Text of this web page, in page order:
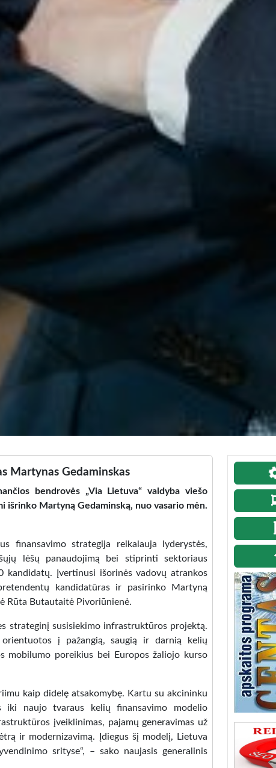
Martynas Gedaminskas
bendrovės „Via Lietuva“ valdyba viešo
Martyną Gedaminską, nuo vasario mėn.
finansavimo strategija reikalauja lyderystės,
lėšų panaudojimą bei stiprinti sektoriaus
kandidatų. Įvertinusi išorinės vadovų atrankos
kandidatūras ir pasirinko Martyną
Rūta Butautaitė Pivoriūnienė.
strateginį susisiekimo infrastruktūros projektą.
į pažangią, saugią ir darnią kelių
mobilumo poreikius bei Europos žaliojo kurso
kaip didelę atsakomybę. Kartu su akcininku
iki naujo tvaraus kelių finansavimo modelio
įveiklinimas, pajamų generavimas už
ir modernizavimą. Įdiegus šį modelį, Lietuva
srityse“, – sako naujasis generalinis